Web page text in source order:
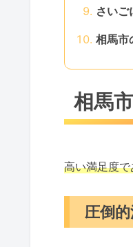
さいご
相馬市
相馬
高い満足度
圧倒